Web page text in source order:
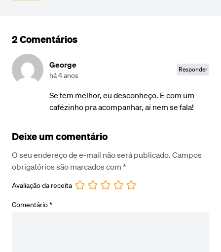
2 Comentários
George
há 4 anos
Responder
Se tem melhor, eu desconheço. E com um
cafézinho pra acompanhar, ai nem se fala!
Deixe um comentário
O seu endereço de e-mail não será publicado. Campos
obrigatórios são marcados com *
Avaliação da receita
Comentário*